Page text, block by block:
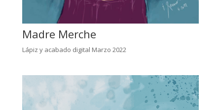
Madre Merche
Lápiz y acabado digital Marzo 2022